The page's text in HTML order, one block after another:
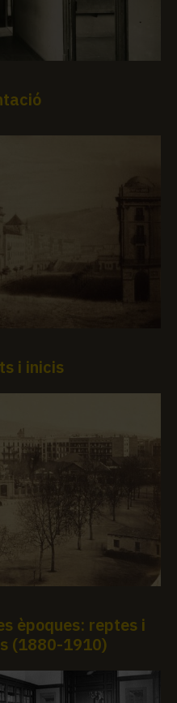
i inicis
èpoques: reptes i
(1880-1910)